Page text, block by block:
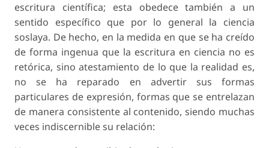
escritura científica; esta obedece también a un
sentido específico que por lo general la ciencia
soslaya. De hecho, en la medida en que se ha creído
de forma ingenua que la escritura en ciencia no es
retórica, sino atestamiento de lo que la realidad es,
no se ha reparado en advertir sus formas
particulares de expresión, formas que se entrelazan
de manera consistente al contenido, siendo muchas
veces indiscernible su relación: